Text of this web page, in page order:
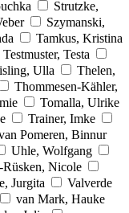
Strutzke,
Szymanski,
Tamkus, Kristina
Testmuster, Testa
Ulla
Thelen,
Thommesen-Kähler,
Tomalla, Ulrike
Trainer, Imke
Pomeren, Binnur
Uhle, Wolfgang
Rüsken, Nicole
Jurgita
Valverde
van Mark, Hauke